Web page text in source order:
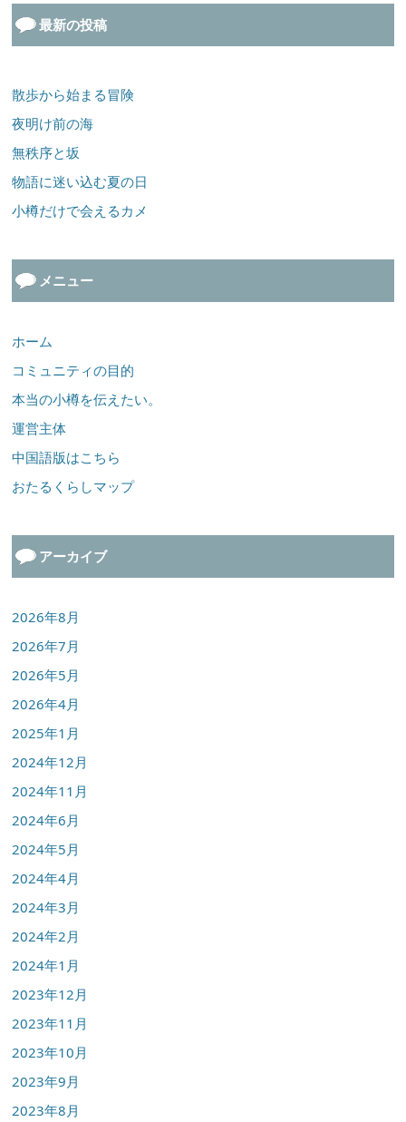
最新の投稿
散歩から始まる冒険
夜明け前の海
無秩序と坂
物語に迷い込む夏の日
小樽だけで会えるカメ
メニュー
ホーム
コミュニティの目的
本当の小樽を伝えたい。
運営主体
中国語版はこちら
おたるくらしマップ
アーカイブ
2026年8月
2026年7月
2026年5月
2026年4月
2025年1月
2024年12月
2024年11月
2024年6月
2024年5月
2024年4月
2024年3月
2024年2月
2024年1月
2023年12月
2023年11月
2023年10月
2023年9月
2023年8月